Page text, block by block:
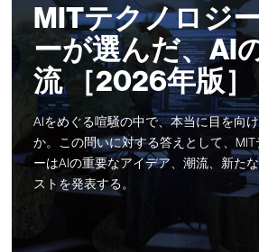
MITテクノロジ
ーが選んだ、AI
流 ［2026年版］
AIをめぐる喧騒の中で、本当に目を向
か。この問いに対する答えとして、
ーはAIの重要なアイデア、潮流、新た
ストを発表する。